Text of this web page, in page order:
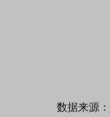
数据来源：